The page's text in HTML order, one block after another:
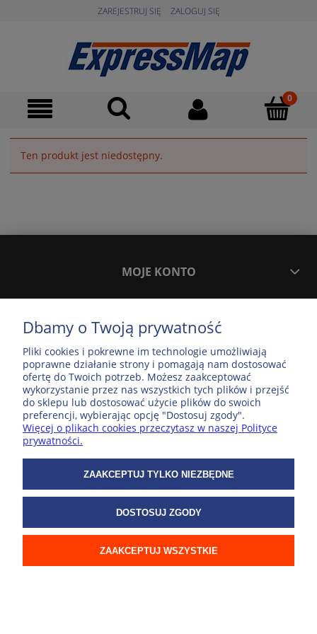
ZAREJESTRUJ SIĘ ZALOGUJ SIĘ
Ten produkt jest niedostępny.
MOJE KONTO
ZAKUPY
WSPÓŁPRACA
© 2026 ExpressMap
POKAŻ PEŁNĄ WERSJĘ STRONY
Sklep internetowy Shoper.pl
Dbamy o Twoją prywatność
Pliki cookies i pokrewne im technologie umożliwiają
poprawne działanie strony i pomagają nam dostosować
ofertę do Twoich potrzeb. Możesz zaakceptować
wykorzystanie przez nas wszystkich tych plików i przejść
do sklepu lub dostosować użycie plików do swoich
preferencji, wybierając opcję "Dostosuj zgody".
Więcej o plikach cookies przeczytasz w naszej Polityce
prywatności.
ZAAKCEPTUJ TYLKO NIEZBĘDNE
DOSTOSUJ ZGODY
ZAAKCEPTUJ WSZYSTKIE